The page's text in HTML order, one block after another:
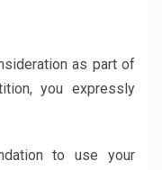
as part of
you expressly
to use your